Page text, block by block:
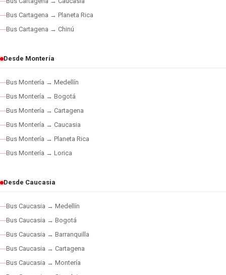
Bus Cartagena → Planeta Rica
Bus Cartagena → Chinú
Desde Montería
Bus Montería → Medellín
Bus Montería → Bogotá
Bus Montería → Cartagena
Bus Montería → Caucasia
Bus Montería → Planeta Rica
Bus Montería → Lorica
Desde Caucasia
Bus Caucasia → Medellín
Bus Caucasia → Bogotá
Bus Caucasia → Barranquilla
Bus Caucasia → Cartagena
Bus Caucasia → Montería